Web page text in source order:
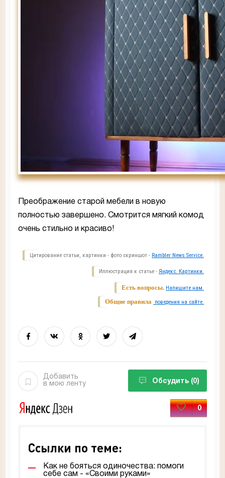
Преображение старой мебели в новую
полностью завершено. Смотрится мягкий комод
очень стильно и красиво!
Цитирование статьи, картинки - фото скриншот - Rambler News Service.
Иллюстрация к статье - Яндекс. Картинки.
Есть вопросы. Напишите нам.
Общие правила поведения на сайте.
Добавить
в мою ленту
Обсудить (0)
0
Ссылки по теме:
Как не бояться одиночества: помоги
себе сам - «Своими руками»